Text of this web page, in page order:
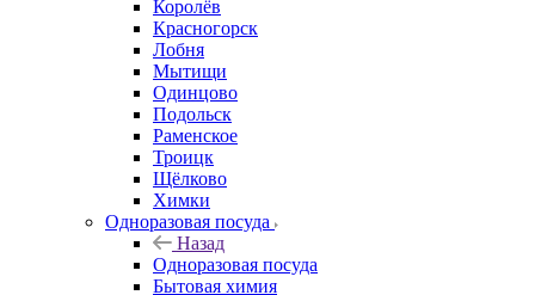
Королёв
Красногорск
Лобня
Мытищи
Одинцово
Подольск
Раменское
Троицк
Щёлково
Химки
Одноразовая посуда
Назад
Одноразовая посуда
Бытовая химия